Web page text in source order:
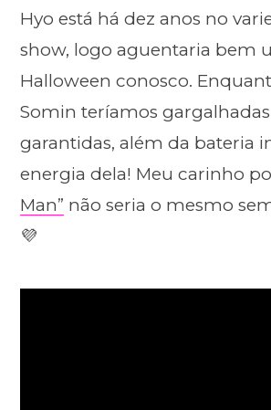
Hyo está há dez anos no
show, logo aguentaria bem
Halloween conosco.
Somin teríamos
garantidas, além da bateria
energia dela! Meu carinho
Man” não seria o mesmo
💜